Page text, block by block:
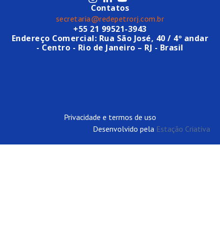
Contatos
secretaria@redepetrorj.com.br
+55 21 99521-3943
Endereço Comercial: Rua São José, 40 / 4º andar
- Centro - Rio de Janeiro – RJ - Brasil
Privacidade e termos de uso
Desenvolvido pela Estação Criativa